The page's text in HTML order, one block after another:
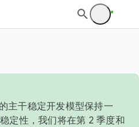
主干稳定开发模型保持一
定性，我们将在第 2 季度和